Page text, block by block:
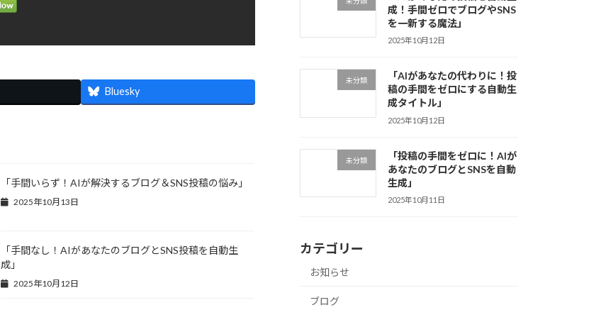
Bluesky
「手間いらず！AIが解決するブログ＆SNS投稿の悩み」
2025年10月13日
「手間なし！AIがあなたのブログとSNS投稿を自動生
成」
2025年10月12日
成！手間ゼロでブログやSNS
を一新する魔法」
2025年10月12日
未分類
「AIがあなたの代わりに！投
稿の手間をゼロにする自動生
成タイトル」
2025年10月12日
未分類
「投稿の手間をゼロに！AIが
あなたのブログとSNSを自動
生成」
2025年10月11日
カテゴリー
お知らせ
ブログ